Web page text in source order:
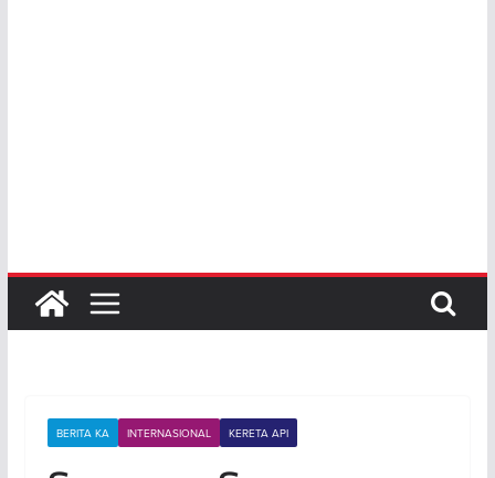
BERITA KA INTERNASIONAL KERETA API